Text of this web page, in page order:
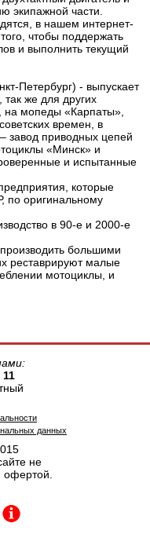
экипажной части.
в нашем интернет-
чтобы поддержать
и выполнить текущий
Петербург) - выпускает
же для других
на мопеды «Карпаты»,
времен, в
завод приводных цепей
«Минск» и
и испытанные
которые
по оригинальному
в 90-е и 2000-е
большими
реставрируют малые
мотоциклы, и
не
офертой.
данных
11